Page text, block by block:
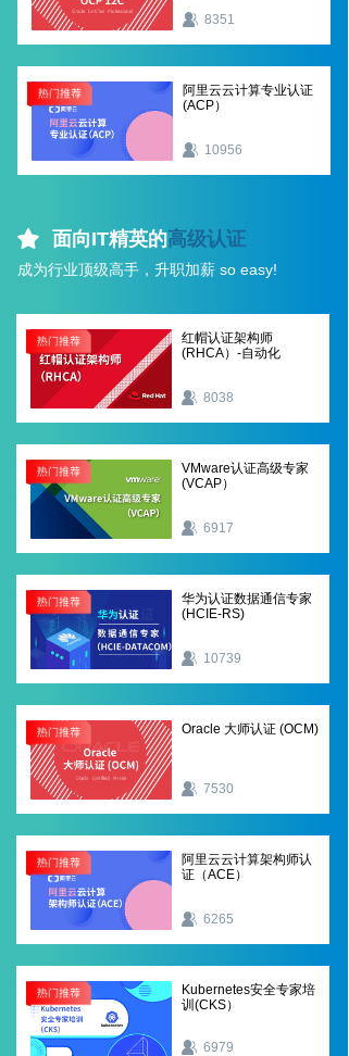
6979
Kubernetes安全专家培
训(CKS）
10739
华为认证数据通信专家
(HCIE-RS)
Oracle 大师认证 (OCM)
7530
红帽认证架构师
(RHCA）-自动化
8038
6917
VMware认证高级专家
(VCAP）
6265
阿里云云计算架构师认
证（ACE）
10956
阿里云云计算专业认证
(ACP）
8351
成为行业顶级高手，升职加薪 so easy!
面向IT精英的高级认证